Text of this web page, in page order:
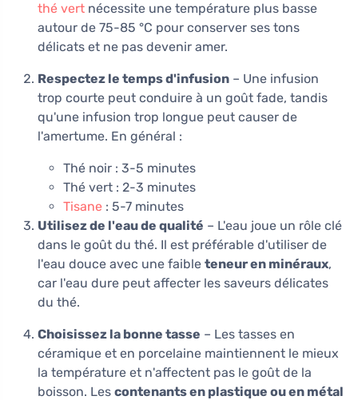
thé vert nécessite une température plus basse
autour de 75-85 °C pour conserver ses tons
délicats et ne pas devenir amer.
Respectez le temps d'infusion – Une infusion
trop courte peut conduire à un goût fade, tandis
qu'une infusion trop longue peut causer de
l'amertume. En général :
Thé noir : 3-5 minutes
Thé vert : 2-3 minutes
Tisane : 5-7 minutes
Utilisez de l'eau de qualité – L'eau joue un rôle clé
dans le goût du thé. Il est préférable d'utiliser de
l'eau douce avec une faible teneur en minéraux,
car l'eau dure peut affecter les saveurs délicates
du thé.
Choisissez la bonne tasse – Les tasses en
céramique et en porcelaine maintiennent le mieux
la température et n'affectent pas le goût de la
boisson. Les contenants en plastique ou en métal